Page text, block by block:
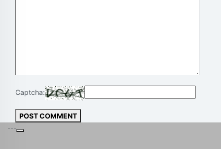
Captcha:
POST COMMENT
---